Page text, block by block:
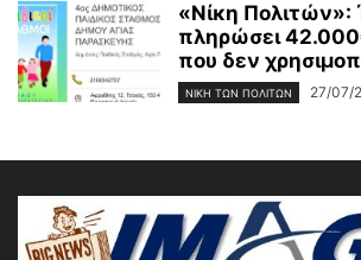
«Νίκη Πολιτών»:
πληρώσει
που δεν
ΝΊΚΗ ΤΩΝ ΠΟΛΙΤΏΝ 27/07/